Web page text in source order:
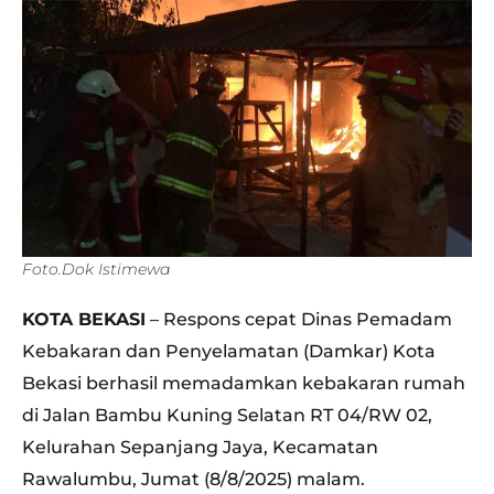
Foto.Dok Istimewa
KOTA BEKASI – Respons cepat Dinas Pemadam
Kebakaran dan Penyelamatan (Damkar) Kota
Bekasi berhasil memadamkan kebakaran rumah
di Jalan Bambu Kuning Selatan RT 04/RW 02,
Kelurahan Sepanjang Jaya, Kecamatan
Rawalumbu, Jumat (8/8/2025) malam.